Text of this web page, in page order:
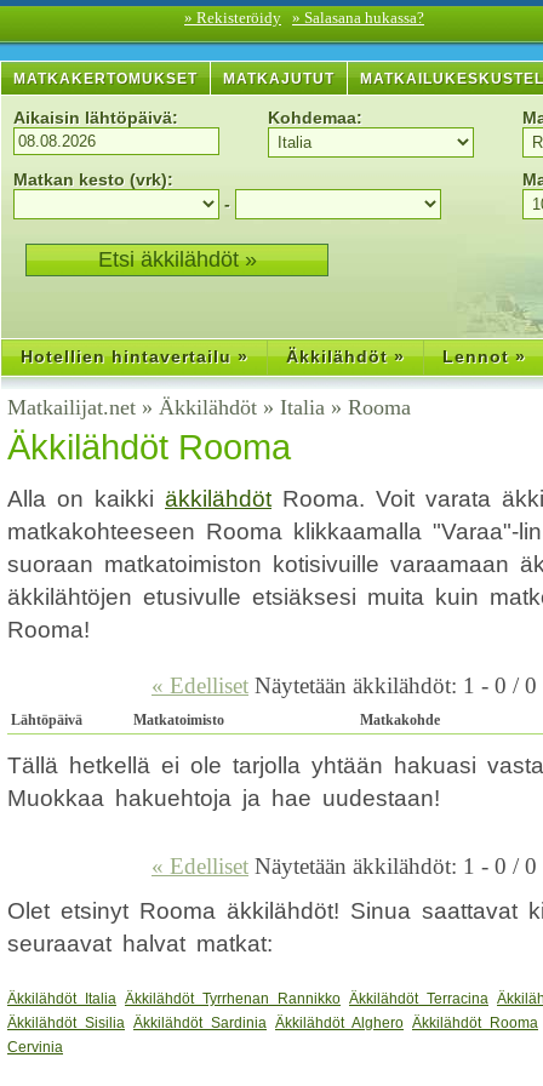
» Rekisteröidy » Salasana hukassa?
MATKAKERTOMUKSET MATKAJUTUT
Aikaisin lähtöpäivä: Kohdemaa:
Matkan kesto (vrk):
-
Hotellien hintavertailu » Äkkilähdöt » Lennot »
Matkailijat.net » Äkkilähdöt » Italia » Rooma
Äkkilähdöt Rooma
Alla on kaikki äkkilähdöt Rooma. Voit varata
matkakohteeseen Rooma klikkaamalla "Varaa"-
suoraan matkatoimiston kotisivuille varaamaan
äkkilähtöjen etusivulle etsiäksesi muita kuin
Rooma!
« Edelliset Näytetään äkkilähdöt: 1 - 0 / 0
Lähtöpäivä Matkatoimisto Matkakohde
Tällä hetkellä ei ole tarjolla yhtään hakuasi
Muokkaa hakuehtoja ja hae uudestaan!
« Edelliset Näytetään äkkilähdöt: 1 - 0 / 0
Olet etsinyt Rooma äkkilähdöt! Sinua saattavat
seuraavat halvat matkat:
Äkkilähdöt Italia Äkkilähdöt Tyrrhenan Rannikko Äkkilähdöt Terracina
Äkkilähdöt Sisilia Äkkilähdöt Sardinia Äkkilähdöt Alghero Äkkilähdöt Rooma
Cervinia